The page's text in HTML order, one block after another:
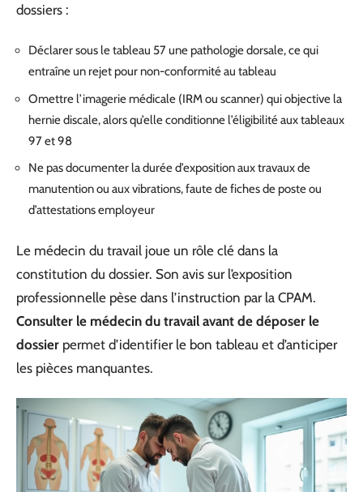
dossiers :
Déclarer sous le tableau 57 une pathologie dorsale, ce qui
entraîne un rejet pour non-conformité au tableau
Omettre l’imagerie médicale (IRM ou scanner) qui objective la
hernie discale, alors qu’elle conditionne l’éligibilité aux tableaux
97 et 98
Ne pas documenter la durée d’exposition aux travaux de
manutention ou aux vibrations, faute de fiches de poste ou
d’attestations employeur
Le médecin du travail joue un rôle clé dans la
constitution du dossier. Son avis sur l’exposition
professionnelle pèse dans l’instruction par la CPAM.
Consulter le médecin du travail avant de déposer le
dossier permet d’identifier le bon tableau et d’anticiper
les pièces manquantes.